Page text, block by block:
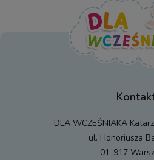
DLA WCZEŚNIAKA
ul. Honoriusza
01-917